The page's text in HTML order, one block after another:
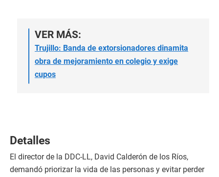
VER MÁS:
Trujillo: Banda de extorsionadores dinamita
obra de mejoramiento en colegio y exige
cupos
Detalles
El director de la DDC-LL, David Calderón de los Ríos,
demandó priorizar la vida de las personas y evitar perder